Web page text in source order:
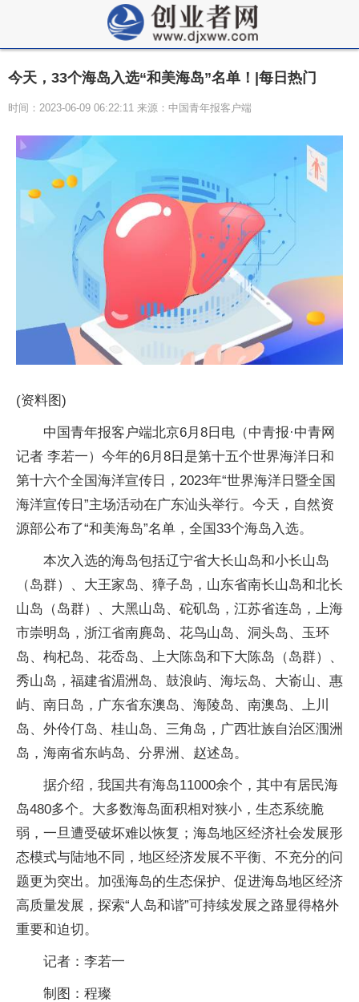
今天，33个海岛入选“和美海岛”名单！|每日热门
时间：2023-06-09 06:22:11 来源：中国青年报客户端
(资料图)
中国青年报客户端北京6月8日电（中青报·中青网
记者 李若一）今年的6月8日是第十五个世界海洋日和
第十六个全国海洋宣传日，2023年“世界海洋日暨全国
海洋宣传日”主场活动在广东汕头举行。今天，自然资
源部公布了“和美海岛”名单，全国33个海岛入选。
本次入选的海岛包括辽宁省大长山岛和小长山岛
（岛群）、大王家岛、獐子岛，山东省南长山岛和北长
山岛（岛群）、大黑山岛、砣矶岛，江苏省连岛，上海
市崇明岛，浙江省南麂岛、花鸟山岛、洞头岛、玉环
岛、枸杞岛、花岙岛、上大陈岛和下大陈岛（岛群）、
秀山岛，福建省湄洲岛、鼓浪屿、海坛岛、大嵛山、惠
屿、南日岛，广东省东澳岛、海陵岛、南澳岛、上川
岛、外伶仃岛、桂山岛、三角岛，广西壮族自治区涠洲
岛，海南省东屿岛、分界洲、赵述岛。
据介绍，我国共有海岛11000余个，其中有居民海
岛480多个。大多数海岛面积相对狭小，生态系统脆
弱，一旦遭受破坏难以恢复；海岛地区经济社会发展形
态模式与陆地不同，地区经济发展不平衡、不充分的问
题更为突出。加强海岛的生态保护、促进海岛地区经济
高质量发展，探索“人岛和谐”可持续发展之路显得格外
重要和迫切。
记者：李若一
制图：程璨